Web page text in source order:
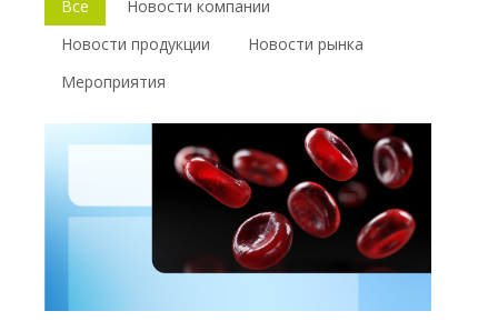
Все
Новости компании
Новости продукции
Новости рынка
Мероприятия